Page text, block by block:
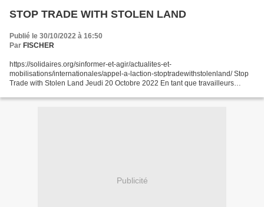
STOP TRADE WITH STOLEN LAND
Publié le 30/10/2022 à 16:50
Par FISCHER
https://solidaires.org/sinformer-et-agir/actualites-et-
mobilisations/internationales/appel-a-laction-stoptradewithstolenland/ Stop
Trade with Stolen Land Jeudi 20 Octobre 2022 En tant que travailleurs
Publicité